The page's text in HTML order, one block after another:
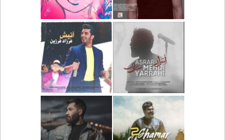
دانلود آهنگ جدید رضا
بهرام بنام نگار
دانلود آهنگ جدید علی
لهراسبی بنام صورت
دانلود آهنگ جدید مهدی
یراحی بنام اسرار
دانلود آهنگ جدید فرزاد
فرزین بنام آتیش